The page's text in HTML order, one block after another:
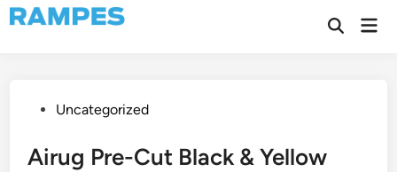
Skip
to
Open
PostedUncategorized
Airug Pre-Cut Black & Yellow